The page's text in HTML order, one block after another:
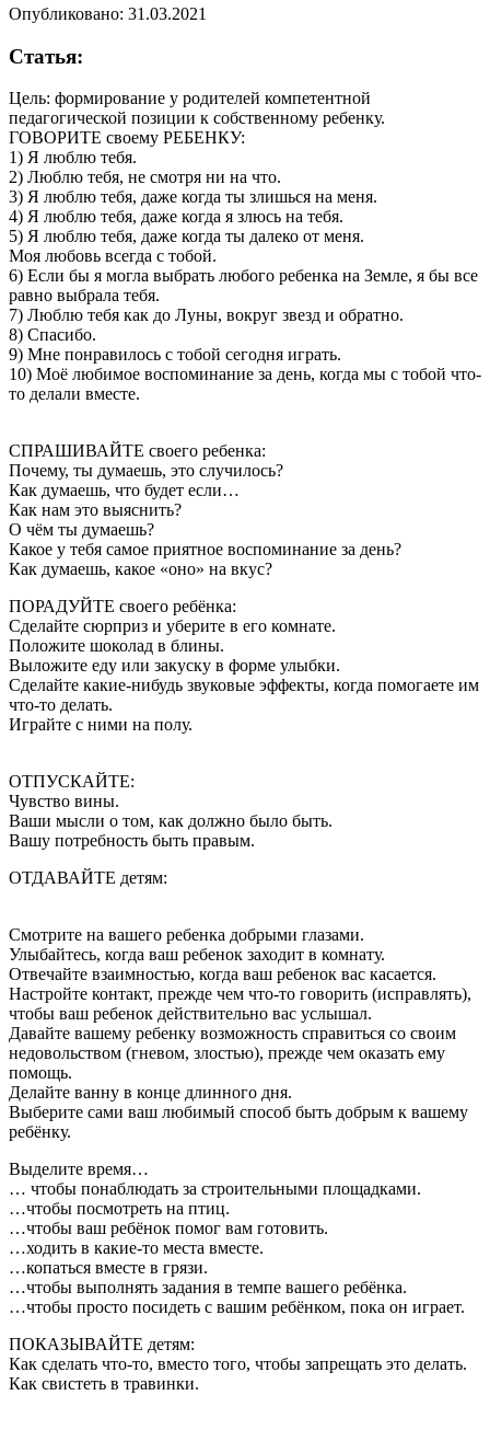
Опубликовано: 31.03.2021
Статья:
Цель: формирование у родителей компетентной
педагогической позиции к собственному ребенку.
ГОВОРИТЕ своему РЕБЕНКУ:
1) Я люблю тебя.
2) Люблю тебя, не смотря ни на что.
3) Я люблю тебя, даже когда ты злишься на меня.
4) Я люблю тебя, даже когда я злюсь на тебя.
5) Я люблю тебя, даже когда ты далеко от меня.
Моя любовь всегда с тобой.
6) Если бы я могла выбрать любого ребенка на Земле, я бы все
равно выбрала тебя.
7) Люблю тебя как до Луны, вокруг звезд и обратно.
8) Спасибо.
9) Мне понравилось с тобой сегодня играть.
10) Моё любимое воспоминание за день, когда мы с тобой что-
то делали вместе.
СПРАШИВАЙТЕ своего ребенка:
Почему, ты думаешь, это случилось?
Как думаешь, что будет если…
Как нам это выяснить?
О чём ты думаешь?
Какое у тебя самое приятное воспоминание за день?
Как думаешь, какое «оно» на вкус?
ПОРАДУЙТЕ своего ребёнка:
Сделайте сюрприз и уберите в его комнате.
Положите шоколад в блины.
Выложите еду или закуску в форме улыбки.
Сделайте какие-нибудь звуковые эффекты, когда помогаете им
что-то делать.
Играйте с ними на полу.
ОТПУСКАЙТЕ:
Чувство вины.
Ваши мысли о том, как должно было быть.
Вашу потребность быть правым.
ОТДАВАЙТЕ детям:
Смотрите на вашего ребенка добрыми глазами.
Улыбайтесь, когда ваш ребенок заходит в комнату.
Отвечайте взаимностью, когда ваш ребенок вас касается.
Настройте контакт, прежде чем что-то говорить (исправлять),
чтобы ваш ребенок действительно вас услышал.
Давайте вашему ребенку возможность справиться со своим
недовольством (гневом, злостью), прежде чем оказать ему
помощь.
Делайте ванну в конце длинного дня.
Выберите сами ваш любимый способ быть добрым к вашему
ребёнку.
Выделите время…
… чтобы понаблюдать за строительными площадками.
…чтобы посмотреть на птиц.
…чтобы ваш ребёнок помог вам готовить.
…ходить в какие-то места вместе.
…копаться вместе в грязи.
…чтобы выполнять задания в темпе вашего ребёнка.
…чтобы просто посидеть с вашим ребёнком, пока он играет.
ПОКАЗЫВАЙТЕ детям:
Как сделать что-то, вместо того, чтобы запрещать это делать.
Как свистеть в травинки.